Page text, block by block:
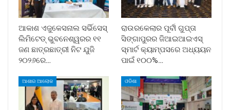
ଆକାଶ ଏଜୁକେସନାଲ ସର୍ଭିସେସ୍
ଲିମିଟେଡ୍ ଭୁବନେଶ୍ୱରର ୧୧
ଜଣ ଛାତ୍ରଛାତ୍ରୀ ନିଟ ଯୁଜି
୨୦୨୬ରେ…
ରାଉରକେଲାର ପୂର୍ବୀ ଗୁପ୍ତା
ସିଙ୍ଗାପୁରର ଜିଆଇଆଇଏସ୍
ସ୍ମାର୍ଟ କ୍ୟାମ୍ପସରେ ଅଧ୍ୟୟନ
ପାଇଁ ୧୦୦%…
ଆଶାର ଆଲୋକ ଓଡିଶା